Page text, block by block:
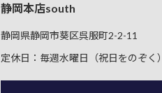
静岡本店south
静岡県静岡市葵区呉服町2-2-11
定休日：毎週水曜日（祝日をのぞく）